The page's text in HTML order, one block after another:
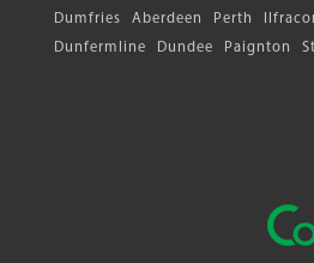
Dumfries
Aberdeen Perth
Dunfermline
Dundee Paignton